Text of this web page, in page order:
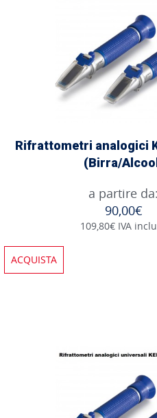
Rifrattometri analogici
(Birra/
a partire da:
90,00€
109,80€ IVA
ACQUISTA